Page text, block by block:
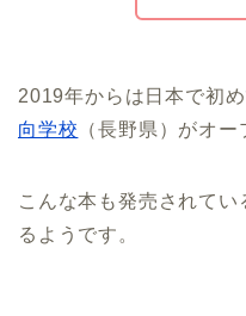
2019年からは日本で初
向学校 （長野県）がオー
こんな本も発売されて
るようです。